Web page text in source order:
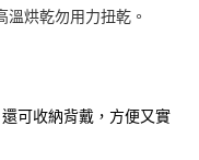
款截止日，確認付款後即完
易確認頁面所載為準。
核未通過，訂單將自動取
哥付你分期系統評分，恕無
每月結算日後寄送繳費提
烘乾勿用力扭乾。
可收納背戴，方便又實